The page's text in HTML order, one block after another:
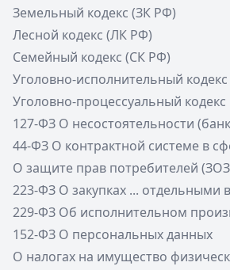
Земельный кодекс (ЗК РФ)
Лесной кодекс (ЛК РФ)
Семейный кодекс (СК РФ)
Уголовно-исполнительный кодекс
Уголовно-процессуальный кодекс
127-ФЗ О несостоятельности
44-ФЗ О контрактной системе в
О защите прав потребителей
223-ФЗ О закупках ... отдельными
229-ФЗ Об исполнительном
152-ФЗ О персональных данных
О налогах на имущество